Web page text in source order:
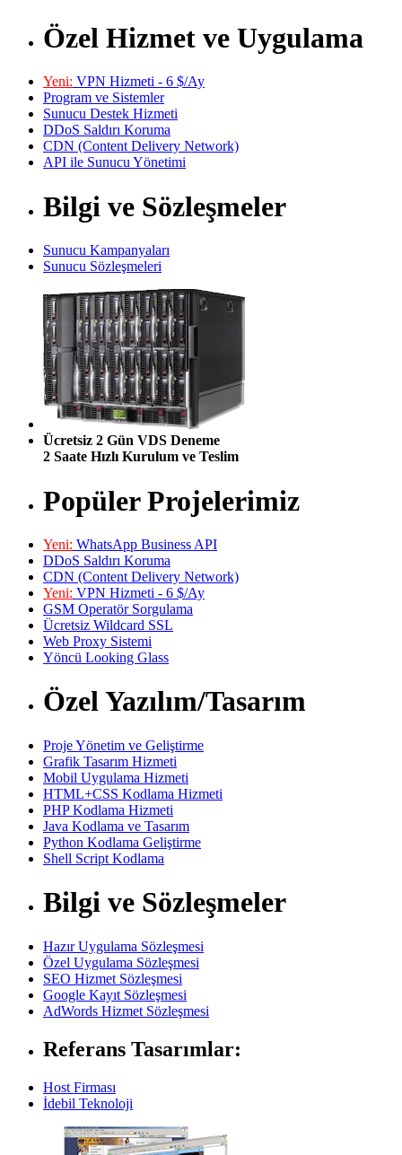
Özel Hizmet ve Uygulama
Yeni: VPN Hizmeti - 6 $/Ay
Program ve Sistemler
Sunucu Destek Hizmeti
DDoS Saldırı Koruma
CDN (Content Delivery Network)
API ile Sunucu Yönetimi
Bilgi ve Sözleşmeler
Sunucu Kampanyaları
Sunucu Sözleşmeleri
Ücretsiz 2 Gün VDS Deneme
2 Saate Hızlı Kurulum ve Teslim
Popüler Projelerimiz
Yeni: WhatsApp Business API
DDoS Saldırı Koruma
CDN (Content Delivery Network)
Yeni: VPN Hizmeti - 6 $/Ay
GSM Operatör Sorgulama
Ücretsiz Wildcard SSL
Web Proxy Sistemi
Yöncü Looking Glass
Özel Yazılım/Tasarım
Proje Yönetim ve Geliştirme
Grafik Tasarım Hizmeti
Mobil Uygulama Hizmeti
HTML+CSS Kodlama Hizmeti
PHP Kodlama Hizmeti
Java Kodlama ve Tasarım
Python Kodlama Geliştirme
Shell Script Kodlama
Bilgi ve Sözleşmeler
Hazır Uygulama Sözleşmesi
Özel Uygulama Sözleşmesi
SEO Hizmet Sözleşmesi
Google Kayıt Sözleşmesi
AdWords Hizmet Sözleşmesi
Referans Tasarımlar:
Host Firması
İdebil Teknoloji